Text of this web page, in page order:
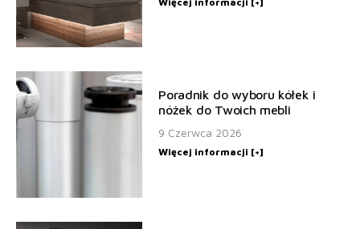
Poradnik do wyboru kółek i
nóżek do Twoich mebli
9 Czerwca 2026
Więcej informacji [+]